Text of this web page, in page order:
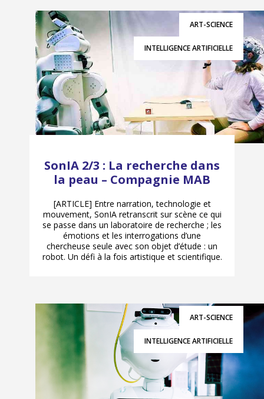
ART-SCIENCE
INTELLIGENCE ARTIFICIELLE
SonIA 2/3 : La recherche dans
la peau – Compagnie MAB
[ARTICLE] Entre narration, technologie et
mouvement, SonIA retranscrit sur scène ce qui
se passe dans un laboratoire de recherche ; les
émotions et les interrogations d’une
chercheuse seule avec son objet d’étude : un
robot. Un défi à la fois artistique et scientifique.
ART-SCIENCE
INTELLIGENCE ARTIFICIELLE